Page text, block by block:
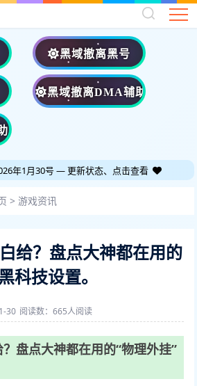
黑域撤离黑号
黑域撤离DMA辅助
年1月30号 — 更新状态、点击查看
> 游戏资讯
给？盘点大神都在用的
科技设置。
30 阅读数：665人阅读
盘点大神都在用的“物理外挂”